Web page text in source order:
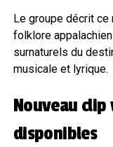
Le groupe décrit ce
folklore
surnaturels du
musicale et lyrique.
Nouveau
disponibles